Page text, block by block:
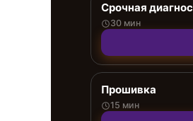
Срочная
30 мин
Прошивка
15 мин